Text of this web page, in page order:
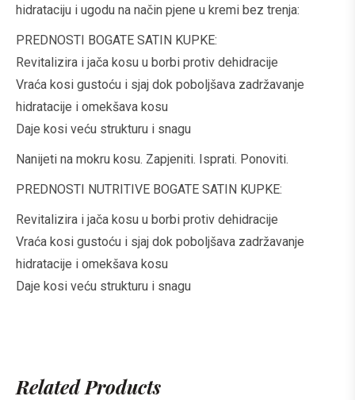
hidrataciju i ugodu na način pjene u kremi bez trenja:​
PREDNOSTI BOGATE SATIN KUPKE:
Revitalizira i jača kosu u borbi protiv dehidracije​
Vraća kosi gustoću i sjaj dok poboljšava zadržavanje
hidratacije i omekšava kosu​
Daje kosi veću strukturu i snagu
Nanijeti na mokru kosu. Zapjeniti. Isprati. Ponoviti.
PREDNOSTI NUTRITIVE BOGATE SATIN KUPKE:
Revitalizira i jača kosu u borbi protiv dehidracije​
Vraća kosi gustoću i sjaj dok poboljšava zadržavanje
hidratacije i omekšava kosu​
Daje kosi veću strukturu i snagu
Related Products